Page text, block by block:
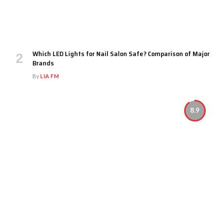
Which LED Lights for Nail Salon Safe? Comparison of Major
Brands
ByLIA FM
8.9